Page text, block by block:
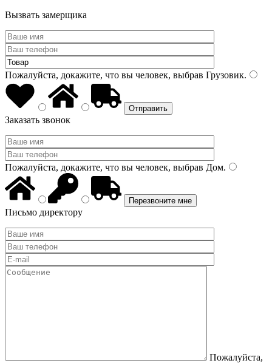
Вызвать замерщика
Пожалуйста, докажите, что вы человек, выбрав Грузовик.
Заказать звонок
Пожалуйста, докажите, что вы человек, выбрав Дом.
Письмо директору
Пожалуйста,